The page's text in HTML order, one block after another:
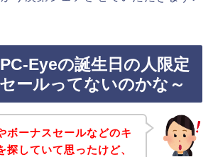
Eyeの誕生日の人限定
ールってないのかな～
ボーナスセールなどのキ
探していて思ったけど、